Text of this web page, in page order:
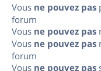
Vous ne pouvez pas
forum
Vous ne pouvez pas
Vous ne pouvez pas
forum
Vous ne pouvez pas